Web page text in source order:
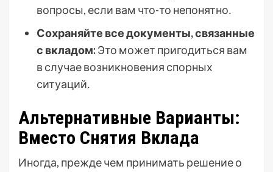
вопросы, если вам что-то непонятно․
Сохраняйте все документы, связанные
с вкладом:Это может пригодиться вам
в случае возникновения спорных
ситуаций․
Альтернативные Варианты:
Вместо Снятия Вклада
Иногда, прежде чем принимать решение о